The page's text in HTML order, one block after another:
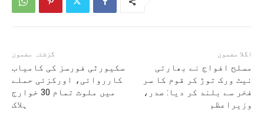
گزشتہ مضمون
سکیورٹی فورسز کی کامیاب
کارروائی، اورکزئی حملے
میں ملوث تمام 30 خوارج
ہلاک
اگلا مضمون
مسلح افواج نے بھارتی
نیٹ ورک توڑ کر قوم کا سر
فخر سے بلند کر دیا: صدر،
وزیراعظم